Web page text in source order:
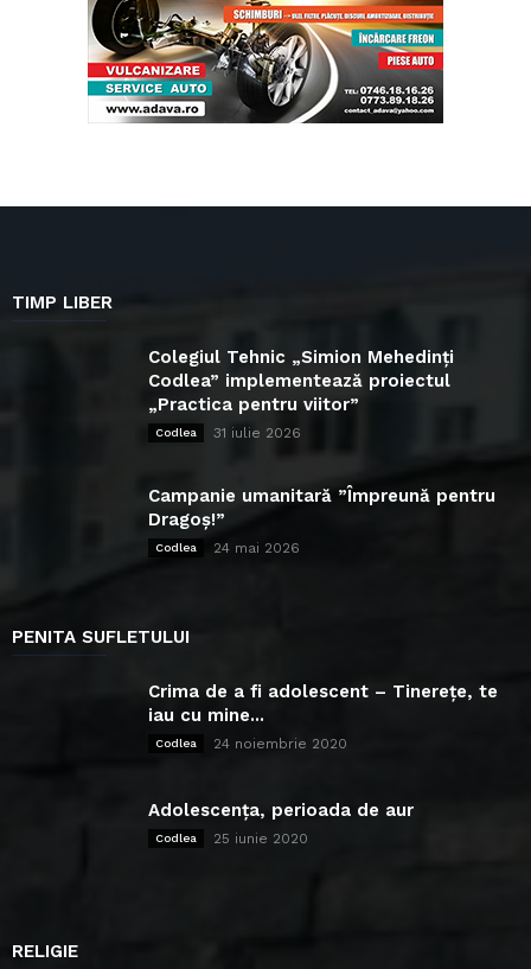
TIMP LIBER
Colegiul Tehnic „Simion Mehedinți
Codlea” implementează proiectul
„Practica pentru viitor”
Codlea 31 iulie 2026
Campanie umanitară ”Împreună pentru
Dragoș!”
Codlea 24 mai 2026
PENITA SUFLETULUI
Crima de a fi adolescent – Tinerețe, te
iau cu mine...
Codlea 24 noiembrie 2020
Adolescența, perioada de aur
Codlea 25 iunie 2020
RELIGIE